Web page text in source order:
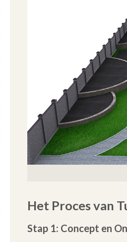
Het Proces van
Stap 1: Concept en